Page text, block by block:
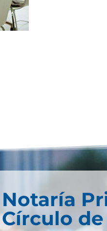
Notaría
Círculo